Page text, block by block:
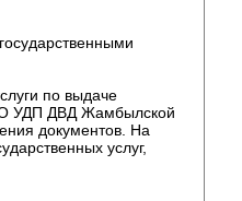
по выдаче
УДП ДВД Жамбылской
документов. На
услуг,